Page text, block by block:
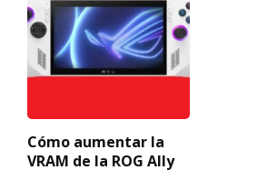
Cómo aumentar la
VRAM de la ROG Ally